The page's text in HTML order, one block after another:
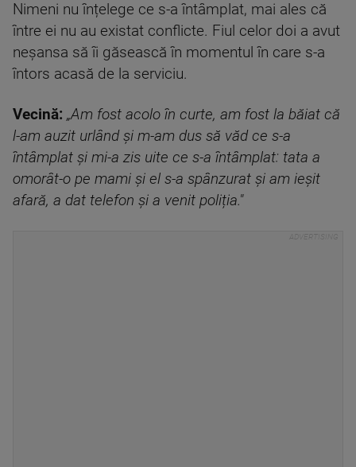
Nimeni nu înțelege ce s-a întâmplat, mai ales că
între ei nu au existat conflicte. Fiul celor doi a avut
neșansa să îi găsească în momentul în care s-a
întors acasă de la serviciu.
Vecină: „Am fost acolo în curte, am fost la băiat că
l-am auzit urlând și m-am dus să văd ce s-a
întâmplat și mi-a zis uite ce s-a întâmplat: tata a
omorât-o pe mami și el s-a spânzurat și am ieșit
afară, a dat telefon și a venit poliția."